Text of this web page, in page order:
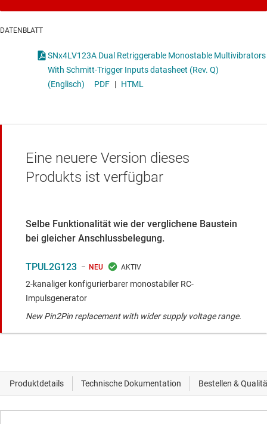
DATENBLATT
SNx4LV123A Dual Retriggerable Monostable Multivibrators
With Schmitt-Trigger Inputs datasheet (Rev. Q)
(Englisch)
PDF | HTML
Eine neuere Version dieses
Produkts ist verfügbar
Selbe Funktionalität wie der verglichene Baustein
bei gleicher Anschlussbelegung.
NEU
TPUL2G123
2-kanaliger konfigurierbarer monostabiler RC-
Impulsgenerator
New Pin2Pin replacement with wider supply voltage range.